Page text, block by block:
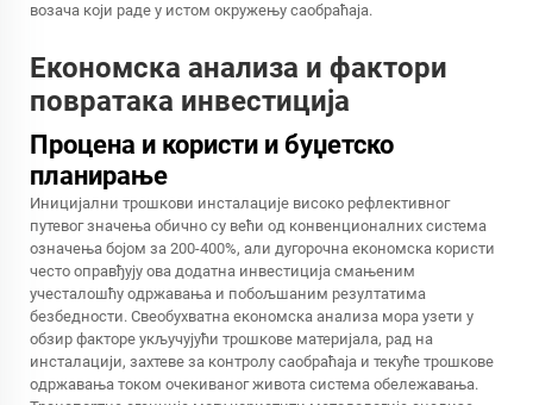
возача који раде у истом окружењу саобраћаја.
Економска анализа и фактори
повратака инвестиција
Процена и користи и буџетско
планирање
Иницијални трошкови инсталације високо рефлективног
путевог значења обично су већи од конвенционалних система
означења бојом за 200-400%, али дугорочна економска користи
често оправђују ова додатна инвестиција смањеним
учесталошћу одржавања и побољшаним резултатима
безбедности. Свеобухватна економска анализа мора узети у
обзир факторе укључујући трошкове материјала, рад на
инсталацији, захтеве за контролу саобраћаја и текуће трошкове
одржавања током очекиваног живота система обележавања.